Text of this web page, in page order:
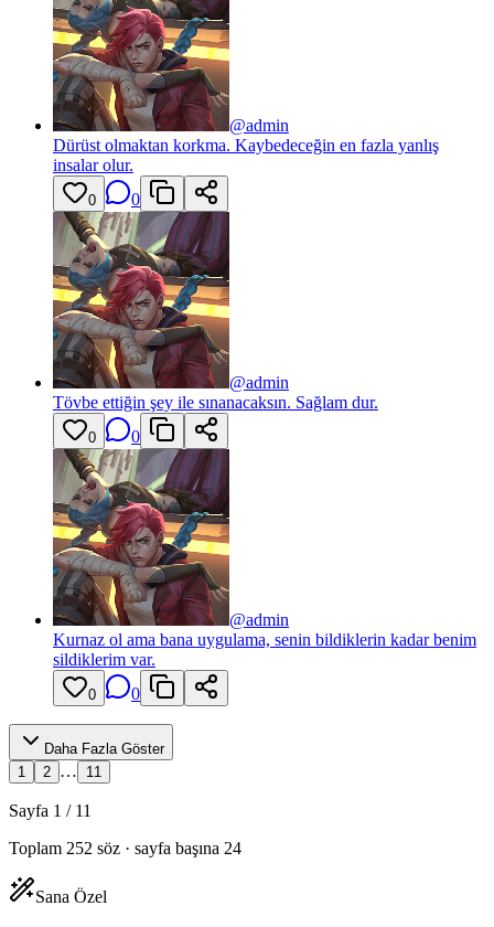
@admin
Dürüst olmaktan korkma. Kaybedeceğin en fazla yanlış
insalar olur.
0 0
@admin
Tövbe ettiğin şey ile sınanacaksın. Sağlam dur.
0 0
@admin
Kurnaz ol ama bana uygulama, senin bildiklerin kadar benim
sildiklerim var.
0 0
Daha Fazla Göster
1
2 … 11
Sayfa 1 / 11
Toplam 252 söz · sayfa başına 24
Sana Özel